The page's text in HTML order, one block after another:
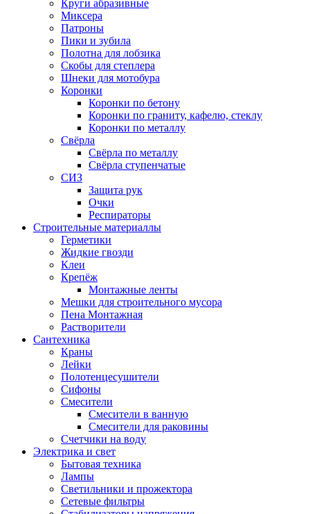
Круги абразивные
Миксера
Патроны
Пики и зубила
Полотна для лобзика
Скобы для степлера
Шнеки для мотобура
Коронки
Коронки по бетону
Коронки по граниту, кафелю, стеклу
Коронки по металлу
Свёрла
Свёрла по металлу
Свёрла ступенчатые
СИЗ
Защита рук
Очки
Респираторы
Строительные материаллы
Герметики
Жидкие гвозди
Клеи
Крепёж
Монтажные ленты
Мешки для строительного мусора
Пена Монтажная
Растворители
Сантехника
Краны
Лейки
Полотенцесушители
Сифоны
Смесители
Смесители в ванную
Смесители для раковины
Счетчики на воду
Электрика и свет
Бытовая техника
Лампы
Светильники и прожектора
Сетевые фильтры